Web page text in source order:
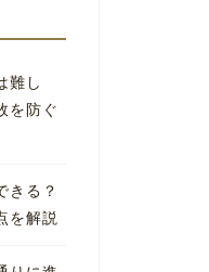
難し
を防ぐ
きる？
を解説